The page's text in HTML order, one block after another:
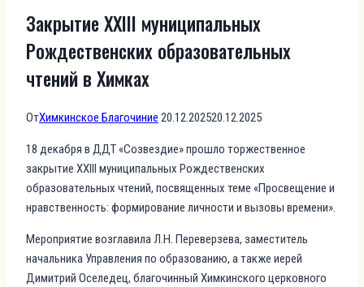
Закрытие XXIII муниципальных
Рождественских образовательных
чтений в Химках
ОтХимкинское Благочиние 20.12.202520.12.2025
18 декабря в ДДТ «Созвездие» прошло торжественное
закрытие XXIII муниципальных Рождественских
образовательных чтений, посвященных теме «Просвещение и
нравственность: формирование личности и вызовы времени».
Мероприятие возглавила Л.Н. Переверзева, заместитель
начальника Управления по образованию, а также иерей
Димитрий Оселедец, благочинный Химкинского церковного